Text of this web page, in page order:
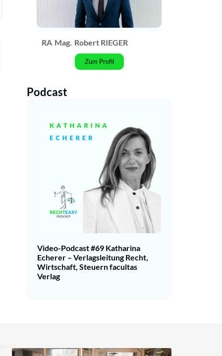
RA Mag. Robert RIEGER
Zum Profil
Podcast
Video-Podcast #69 Katharina
Echerer – Verlagsleitung Recht,
Wirtschaft, Steuern facultas
Verlag